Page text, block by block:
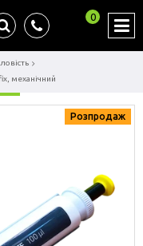
0
механічний
Розпродаж